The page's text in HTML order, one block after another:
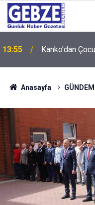
13:55 Kanko'dan
12:55 İzmit 95
Anasayfa GÜNDEM